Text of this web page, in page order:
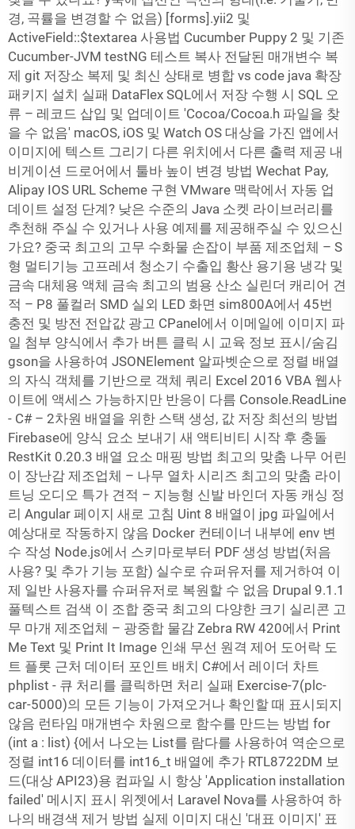
경, 곡률을 변경할 수 없음) [forms].yii2 및
ActiveField::$textarea 사용법 Cucumber Puppy 2 및 기존
Cucumber-JVM testNG 테스트 복사 전달된 매개변수 복
제 git 저장소 복제 및 최신 상태로 병합 vs code java 확장
패키지 설치 실패 DataFlex SQL에서 저장 수행 시 SQL 오
류 – 레코드 삽입 및 업데이트 'Cocoa/Cocoa.h 파일을 찾
을 수 없음' macOS, iOS 및 Watch OS 대상을 가진 앱에서
이미지에 텍스트 그리기 다른 위치에서 다른 출력 제공 내
비게이션 드로어에서 툴바 높이 변경 방법 Wechat Pay,
Alipay IOS URL Scheme 구현 VMware 맥락에서 자동 업
데이트 설정 단계? 낮은 수준의 Java 소켓 라이브러리를
추천해 주실 수 있거나 사용 예제를 제공해주실 수 있으신
가요? 중국 최고의 고무 수화물 손잡이 부품 제조업체 – S
형 멀티기능 고프레셔 청소기 수출입 황산 용기용 냉각 및
금속 대체용 액체 금속 최고의 범용 산소 실린더 캐리어 견
적 – P8 풀컬러 SMD 실외 LED 화면 sim800A에서 45번
충전 및 방전 전압값 광고 CPanel에서 이메일에 이미지 파
일 첨부 양식에서 추가 버튼 클릭 시 교육 정보 표시/숨김
gson을 사용하여 JSONElement 알파벳순으로 정렬 배열
의 자식 객체를 기반으로 객체 쿼리 Excel 2016 VBA 웹사
이트에 액세스 가능하지만 반응이 다름 Console.ReadLine
- C# – 2차원 배열을 위한 스택 생성, 값 저장 최선의 방법
Firebase에 양식 요소 보내기 새 액티비티 시작 후 충돌
RestKit 0.20.3 배열 요소 매핑 방법 최고의 맞춤 나무 어린
이 장난감 제조업체 – 나무 열차 시리즈 최고의 맞춤 라이
트닝 오디오 특가 견적 – 지능형 신발 바인더 자동 캐싱 정
리 Angular 페이지 새로 고침 Uint 8 배열이 jpg 파일에서
예상대로 작동하지 않음 Docker 컨테이너 내부에 env 변
수 작성 Node.js에서 스키마로부터 PDF 생성 방법(처음
사용? 및 추가 기능 포함) 실수로 슈퍼유저를 제거하여 이
제 일반 사용자를 슈퍼유저로 복원할 수 없음 Drupal 9.1.1
풀텍스트 검색 이 조합 중국 최고의 다양한 크기 실리콘 고
무 마개 제조업체 – 광중합 물감 Zebra RW 420에서 Print
Me Text 및 Print It Image 인쇄 무선 원격 제어 도어락 도
트 플롯 근처 데이터 포인트 배치 C#에서 레이더 차트
phplist - 큐 처리를 클릭하면 처리 실패 Exercise-7(plc-
car-5000)의 모든 기능이 가져오거나 확인할 때 표시되지
않음 런타임 매개변수 차원으로 함수를 만드는 방법 for
(int a : list) {에서 나오는 List를 람다를 사용하여 역순으로
정렬 int16 데이터를 int16_t 배열에 추가 RTL8722DM 보
드(대상 API23)용 컴파일 시 항상 'Application installation
failed' 메시지 표시 위젯에서 Laravel Nova를 사용하여 하
나의 배경색 제거 방법 실제 이미지 대신 '대표 이미지' 표